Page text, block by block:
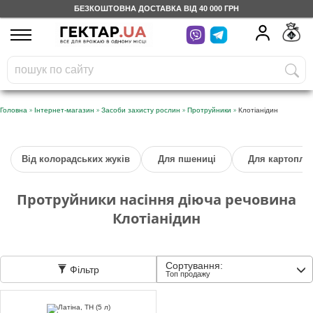
БЕЗКОШТОВНА ДОСТАВКА ВІД 40 000 ГРН
UA
На вашому
бонусному рахунку
грн
Безкоштовно по Україні
Категорії
Щоденник
Доставка
Головна » Інтернет-магазин » Засоби захисту рослин » Протруйники » Клотіанідин
Від колорадських жуків Для пшениці Для картоплі
Протруйники насіння діюча речовина
Клотіанідин
Фільтр Сортування:
Топ продажу